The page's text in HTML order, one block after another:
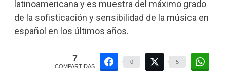
latinoamericana y es muestra del máximo grado
de la sofisticación y sensibilidad de la música en
español en los últimos años.
7
COMPARTIDAS
0 5